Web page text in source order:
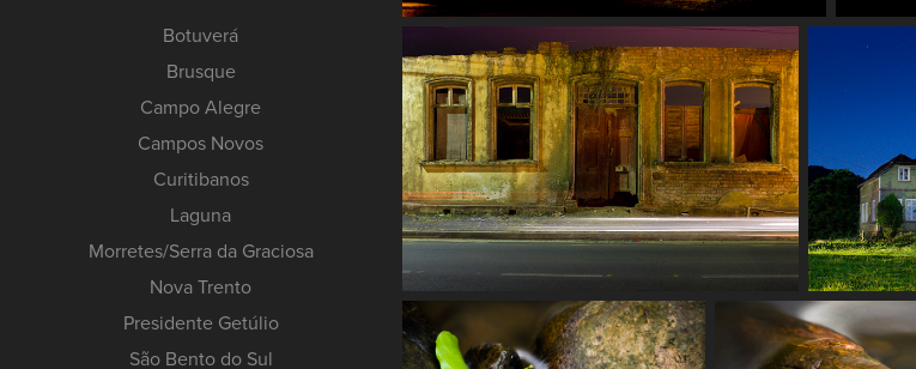
Botuverá
Brusque
Campo Alegre
Campos Novos
Curitibanos
Laguna
Morretes/Serra da Graciosa
Nova Trento
Presidente Getúlio
São Bento do Sul